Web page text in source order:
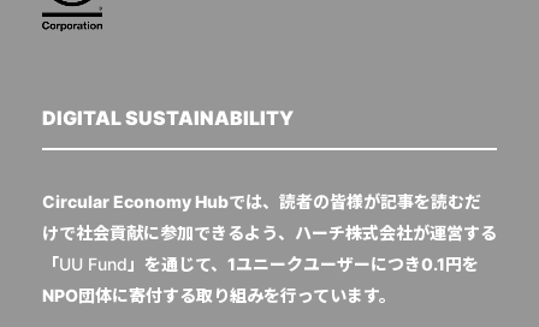
DIGITAL SUSTAINABILITY
Circular Economy Hubでは、読者の皆様が記事を読むだ
けで社会貢献に参加できるよう、ハーチ株式会社が運営する
「UU Fund 」を通じて、1ユニークユーザーにつき0.1円を
NPO団体に寄付する取り組みを行っています。